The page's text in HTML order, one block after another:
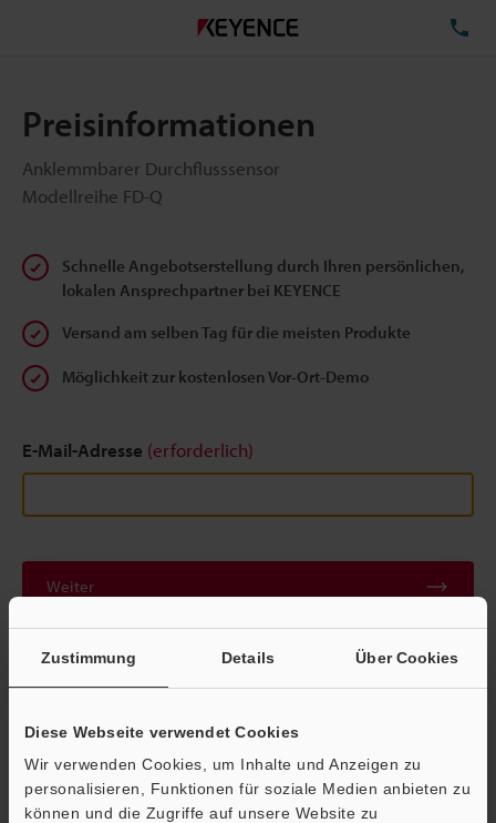
Zustimmung Details Über Cookies
Diese Webseite verwendet Cookies
Wir verwenden Cookies, um Inhalte und Anzeigen zu
personalisieren, Funktionen für soziale Medien anbieten zu
können und die Zugriffe auf unsere Website zu
Preisinformationen
Anklemmbarer Durchflusssensor
Modellreihe FD-Q
Schnelle Angebotserstellung durch Ihren persönlichen,
lokalen Ansprechpartner bei KEYENCE
Versand am selben Tag für die meisten Produkte
Möglichkeit zur kostenlosen Vor-Ort-Demo
E-Mail-Adresse (erforderlich)
Weiter
Datenschutz ist uns wichtig - Ihre Daten werden niemals
weitergegeben.
Datenschutz
Modellreihe FD-Q